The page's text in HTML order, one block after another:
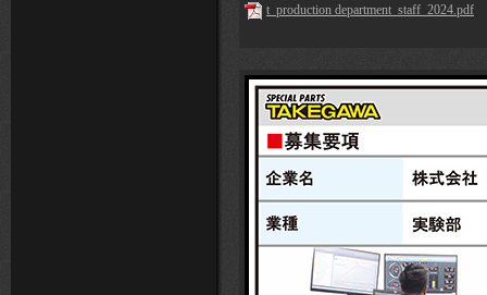
t_production department_staff_2024.pdf